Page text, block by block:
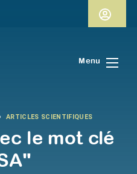
Menu
ARTICLES SCIENTIFIQUES
le mot clé